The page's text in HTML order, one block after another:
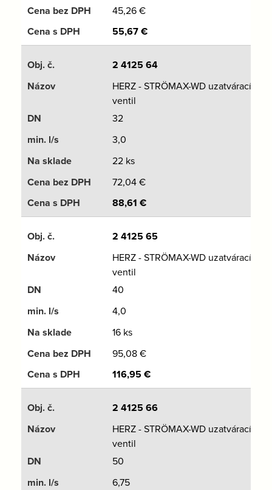
45,26€
55,67€
2 4125 64
HERZ - STRÖMAX-WD uzatvárací
ventil
32
3,0
22 ks
72,04€
88,61 €
2 4125 65
HERZ - STRÖMAX-WD uzatvárací
ventil
40
4,0
16 ks
95,08€
116,95€
2 4125 66
HERZ - STRÖMAX-WD uzatvárací
ventil
50
6,75